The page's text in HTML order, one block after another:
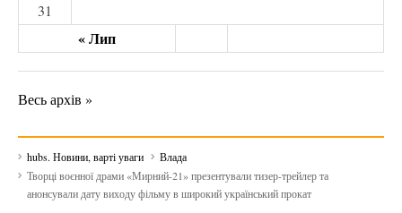
« Лип
31
Весь архів »
hubs. Новини, варті уваги
Влада
Творці воєнної драми «Мирний-21» презентували тизер-трейлер та
анонсували дату виходу фільму в широкий український прокат